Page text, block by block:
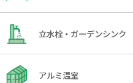
立水栓・ガーデンシンク
アルミ温室